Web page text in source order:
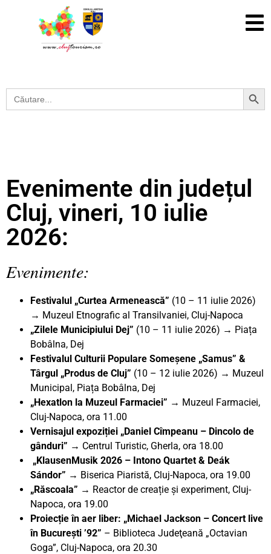
Search
for:
Search Button
Evenimente din județul
Cluj, vineri, 10 iulie
2026:
Evenimente:
Festivalul „Curtea Armenească” (10 – 11 iulie 2026)
→ Muzeul Etnografic al Transilvaniei, Cluj-Napoca
„Zilele Municipiului Dej” (10 – 11 iulie 2026) → Piața
Bobâlna, Dej
Festivalul Culturii Populare Someșene „Samus” &
Târgul „Produs de Cluj” (10 – 12 iulie 2026) → Muzeul
Municipal, Piața Bobâlna, Dej
„Hexatlon la Muzeul Farmaciei” → Muzeul Farmaciei,
Cluj-Napoca, ora 11.00
Vernisajul expoziției „Daniel Cîmpeanu – Dincolo de
gânduri” → Centrul Turistic, Gherla, ora 18.00
„KlausenMusik 2026 – Intono Quartet & Deák
Sándor” → Biserica Piaristă, Cluj-Napoca, ora 19.00
„Răscoala” → Reactor de creație și experiment, Cluj-
Napoca, ora 19.00
Proiecție în aer liber: „Michael Jackson – Concert live
în București ’92” – Biblioteca Judeţeană „Octavian
Goga”, Cluj-Napoca, ora 20.30